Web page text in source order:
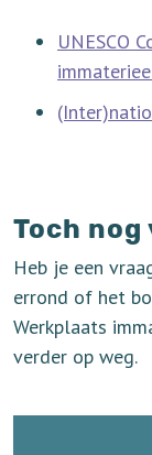
UNESCO
Toch nog
Heb je een
errond of het
Werkplaats
verder op weg.